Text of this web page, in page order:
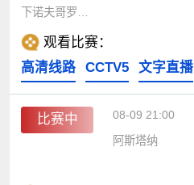
下诺夫哥罗德胜利
观看比赛：
高清线路
CCTV5 文字直播
比赛中 08-09 21:00
阿斯塔纳